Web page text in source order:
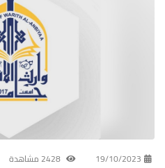
19/10/2023